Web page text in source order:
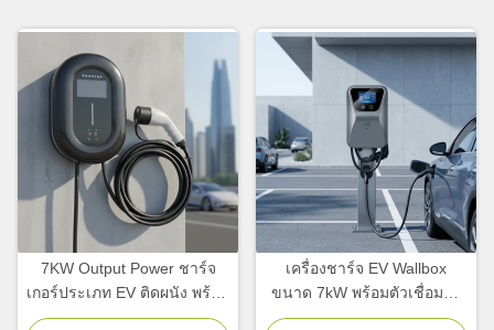
7KW Output Power ชาร์จ
เกอร์ประเภท EV ติดผนัง พร้อม
การควบคุม APP มือถือสําหรับ
เครื่องชาร์จ EV Wallbox
ขนาด 7kW พร้อมตัวเชื่อมต่อ
SAE J1772 Type 1 และ RFID